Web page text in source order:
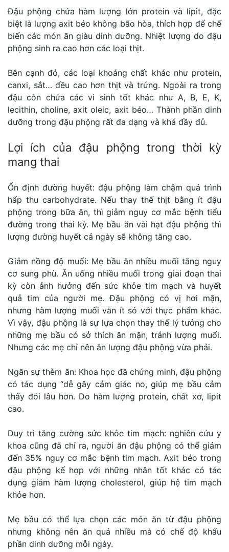
Đậu phộng chứa hàm lượng lớn protein và lipit, đặc
biệt là lượng axit béo không bão hòa, thích hợp để chế
biến các món ăn giàu dinh dưỡng. Nhiệt lượng do đậu
phộng sinh ra cao hơn các loại thịt.
Bên cạnh đó, các loại khoáng chất khác như protein,
canxi, sắt… đều cao hơn thịt và trứng. Ngoài ra trong
đậu còn chứa các vi sinh tốt khác như A, B, E, K,
lecithin, choline, axit oleic, axit béo… Thành phần dinh
dưỡng trong đậu phộng rất đa dạng và khá đầy đủ.
Lợi ích của đậu phộng trong thời kỳ
mang thai
Ổn định đường huyết: đậu phộng làm chậm quá trình
hấp thu carbohydrate. Nếu thay thế thịt bằng ít đậu
phộng trong bữa ăn, thì giảm nguy cơ mắc bệnh tiểu
đường trong thai kỳ. Mẹ bầu ăn vài hạt đậu phộng thì
lượng đường huyết cả ngày sẽ không tăng cao.
Giảm nồng độ muối: Mẹ bầu ăn nhiều muối tăng nguy
cơ sung phù. Ăn uống nhiều muối trong giai đoạn thai
kỳ còn ảnh hưởng đến sức khỏe tim mạch và huyết
quả tim của người mẹ. Đậu phộng có vị hơi mặn,
nhưng hàm lượng muối vẫn ít só với thực phẩm khác.
Vì vậy, đậu phộng là sự lựa chọn thay thế lý tưởng cho
những mẹ bầu có sở thích ăn mặn, tránh lượng muối.
Nhưng các mẹ chỉ nên ăn lượng đậu phộng vừa phải.
Ngăn sự thèm ăn: Khoa học đã chứng minh, đậu phộng
có tác dụng “dễ gây cảm giác no, giúp mẹ bầu cảm
thấy đói lâu hơn. Do hàm lượng protein, chất xơ, lipit
cao.
Duy trì tăng cường sức khỏe tim mạch: nghiên cứu y
khoa cũng đã chỉ ra, người ăn đậu phộng có thể giảm
đến 35% nguy cơ mắc bệnh tim mạch. Axit béo trong
đậu phộng kế hợp với những nhân tốt khác có tác
dụng giảm hàm lượng cholesterol, giúp hệ tim mạch
khỏe hơn.
Mẹ bầu có thể lựa chọn các món ăn từ đậu phộng
nhưng không nên ăn quá nhiều mà có chế độ khẩu
phần dinh dưỡng mỗi ngày.